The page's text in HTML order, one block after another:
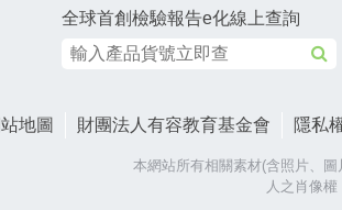
全球首創檢驗報告e化線上查詢
地圖 財團法人有容教育基金會 隱私
本網站所有相關素材(含照片、
人之肖像